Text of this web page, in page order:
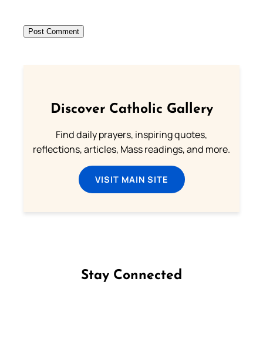
Discover Catholic Gallery
Find daily prayers, inspiring quotes,
reflections, articles, Mass readings, and more.
VISIT MAIN SITE
Stay Connected